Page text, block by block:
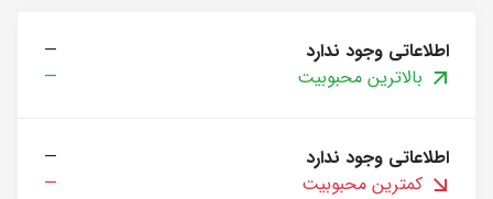
اطلاعاتی وجود ندارد
—
بالاترین محبوبیت
—
اطلاعاتی وجود ندارد
—
کمترین محبوبیت
—